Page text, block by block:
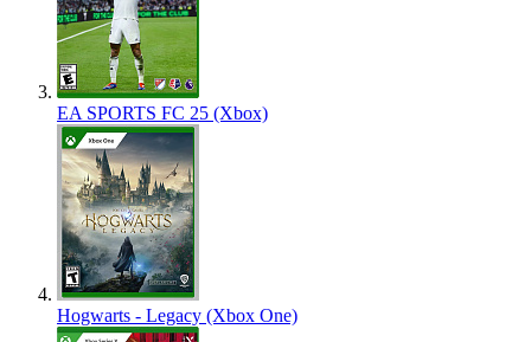
EA SPORTS FC 25 (Xbox)
Hogwarts - Legacy (Xbox One)